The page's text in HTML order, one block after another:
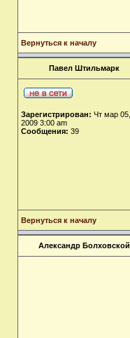
Вернуться к началу
Павел Штильмарк
Зарегистрирован: Чт мар 05,
2009 3:00 am
Сообщения: 39
Вернуться к началу
Александр Болховской